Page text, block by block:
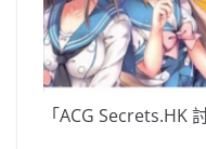
「ACG Secrets.HK